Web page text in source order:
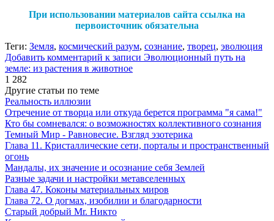
При использовании материалов сайта ссылка на
первоисточник обязательна
Теги: Земля, космический разум, сознание, творец, эволюция
Добавить комментарий к записи Эволюционный путь на
земле: из растения в животное
1 282
Другие статьи по теме
Реальность иллюзии
Отречение от творца или откуда берется программа "я сама!"
Кто бы сомневался: о возможностях коллективного сознания
Темный Мир - Равновесие. Взгляд эзотерика
Глава 11. Кристаллические сети, порталы и пространственный
огонь
Мандалы, их значение и осознание себя Землей
Разные задачи и настройки метавселенных
Глава 47. Коконы материальных миров
Глава 72. О догмах, изобилии и благодарности
Старый добрый Mr. Никто